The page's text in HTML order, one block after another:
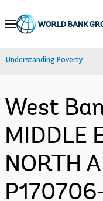
Skip
Navigation
Understanding Poverty
West
MIDDLE
NORTH